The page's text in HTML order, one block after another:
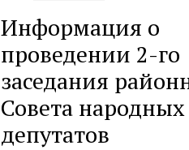
Информация о
проведении 2-го
заседания
Совета народных
депутатов